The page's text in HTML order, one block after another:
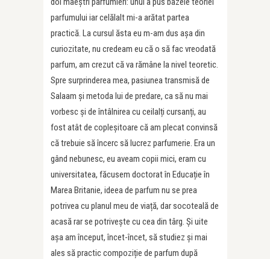
parfumului iar celălalt mi-a arătat partea
practică. La cursul ăsta eu m-am dus așa din
curiozitate, nu credeam eu că o să fac vreodată
parfum, am crezut că va rămâne la nivel teoretic.
Spre surprinderea mea, pasiunea transmisă de
Salaam și metoda lui de predare, ca să nu mai
vorbesc și de întâlnirea cu ceilalți cursanți, au
fost atât de copleșitoare că am plecat convinsă
că trebuie să încerc să lucrez parfumerie. Era un
gând nebunesc, eu aveam copii mici, eram cu
universitatea, făcusem doctorat în Educație în
Marea Britanie, ideea de parfum nu se prea
potrivea cu planul meu de viață, dar socoteală de
acasă rar se potrivește cu cea din târg. Și uite
așa am început, încet-încet, să studiez și mai
ales să practic compoziție de parfum după